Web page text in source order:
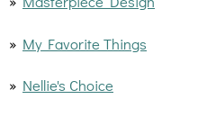
» My Favorite Things
» Nellie's Choice